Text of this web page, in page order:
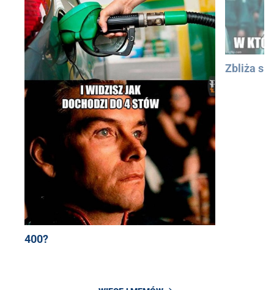
400?
Zbliża się